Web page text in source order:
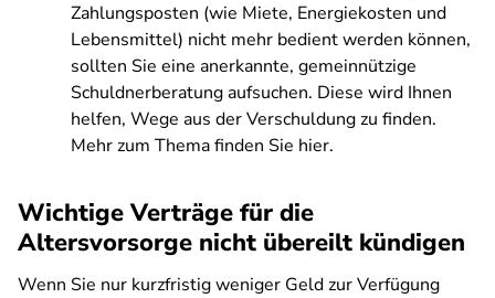
Zahlungsposten (wie Miete, Energiekosten und
Lebensmittel) nicht mehr bedient werden können,
sollten Sie eine anerkannte, gemeinnützige
Schuldnerberatung aufsuchen. Diese wird Ihnen
helfen, Wege aus der Verschuldung zu finden.
Mehr zum Thema finden Sie hier.
Wichtige Verträge für die
Altersvorsorge nicht übereilt kündigen
​​​Wenn Sie nur kurzfristig weniger Geld zur Verfügung